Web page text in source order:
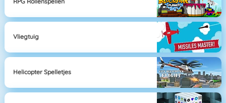
Vliegtuig
Helicopter Spelletjes